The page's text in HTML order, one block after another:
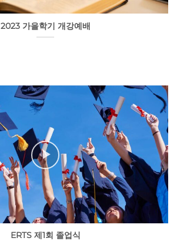
2023 가을학기 개강예배
ERTS 제1회 졸업식